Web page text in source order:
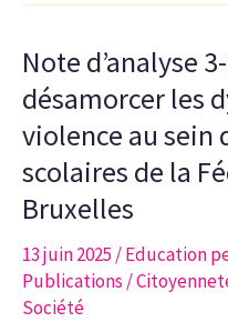
l
L’IA :
alliée
ou
menace
dans
les
domaines
de
Note d’analyse
désamorcer les
violence au sein
scolaires de la
Bruxelles
13 juin 2025 /Education
Publications /
Société